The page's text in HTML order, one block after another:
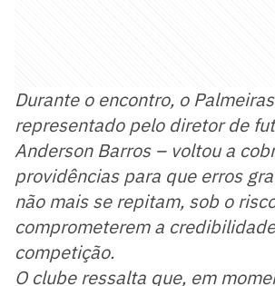
Durante o encontro, o
representado pelo diretor de
Anderson Barros – voltou a
providências para que erros
não mais se repitam, sob o
comprometerem a
competição.
O clube ressalta que, em